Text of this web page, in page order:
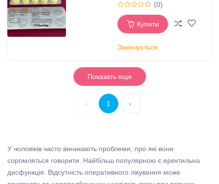
(0)
Купити
Закінчується
Показать еще
‹ 1 ›
У чоловіків часто виникають проблеми, про які вони
соромляться говорити. Найбільш популярною є еректильна
дисфункція. Відсутність оперативного лікування може